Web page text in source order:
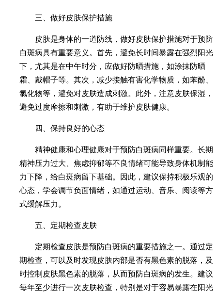
三、做好皮肤保护措施
皮肤是身体的一道防线，做好皮肤保护措施对于预防
白斑病具有重要意义。首先，避免长时间暴露在强烈阳光
下，尤其是在中午时分，应做好防晒措施，如涂抹防晒
霜、戴帽子等。其次，减少接触有害化学物质，如苯酚、
氯化物等，避免对皮肤造成刺激。此外，注意皮肤保湿，
避免过度摩擦和刺激，有助于维护皮肤健康。
四、保持良好的心态
精神健康和心理健康对于预防白斑病同样重要。长期
精神压力过大、焦虑抑郁等不良情绪可能导致身体机制能
力下降，给白斑病留下基础。因此，建议保持积极乐观的
心态，学会调节负面情绪，如通过运动、音乐、阅读等方
式缓解压力。
五、定期检查皮肤
定期检查皮肤是预防白斑病的重要措施之一。通过定
期检查，可以及时发现皮肤内部是否有黑色素的脱落，及
时控制皮肤黑色素的脱落，从而预防白斑病的发生。建议
每年至少进行一次皮肤检查，特别是对于容易暴露在阳光